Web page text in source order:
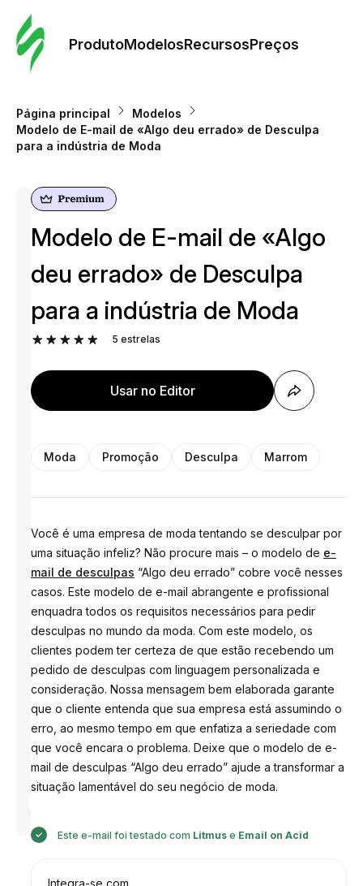
ProdutoModelosRecursosPreços
Página principal
Modelos
Modelo de E-mail de «Algo deu errado» de Desculpa
para a indústria de Moda
Desenhado
Modelo de E-mail de «Algo
deu errado» de Desculpa
para a indústria de Moda
5 estrelas
Usar no Editor
Moda Promoção Desculpa Marrom
Você é uma empresa de moda tentando se desculpar por
uma situação infeliz? Não procure mais – o modelo de e-
mail de desculpas “Algo deu errado” cobre você nesses
casos. Este modelo de e-mail abrangente e profissional
enquadra todos os requisitos necessários para pedir
desculpas no mundo da moda. Com este modelo, os
clientes podem ter certeza de que estão recebendo um
pedido de desculpas com linguagem personalizada e
consideração. Nossa mensagem bem elaborada garante
que o cliente entenda que sua empresa está assumindo o
erro, ao mesmo tempo em que enfatiza a seriedade com
que você encara o problema. Deixe que o modelo de e-
mail de desculpas “Algo deu errado” ajude a transformar a
situação lamentável do seu negócio de moda.
Este e-mail foi testado com Litmus e Email on Acid
Integra-se com